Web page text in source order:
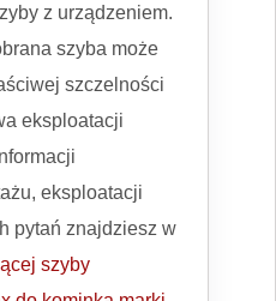
z urządzeniem.
szyba może
szczelności
eksploatacji
eksploatacji
pytań znajdziesz w
szyby